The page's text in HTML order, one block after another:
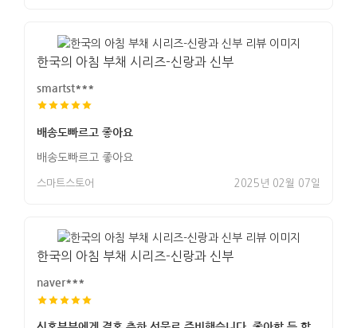
한국의 아침 부채 시리즈-신랑과 신부
smartst***
배송도빠르고 좋아요
배송도빠르고 좋아요
스마트스토어 2025년 02월 07일
한국의 아침 부채 시리즈-신랑과 신부
naver***